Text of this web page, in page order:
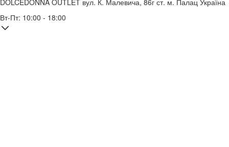
DOLCEDONNA OUTLET вул. К. Малевича, 86г ст. м. Палац Україна
Вт-Пт: 10:00 - 18:00